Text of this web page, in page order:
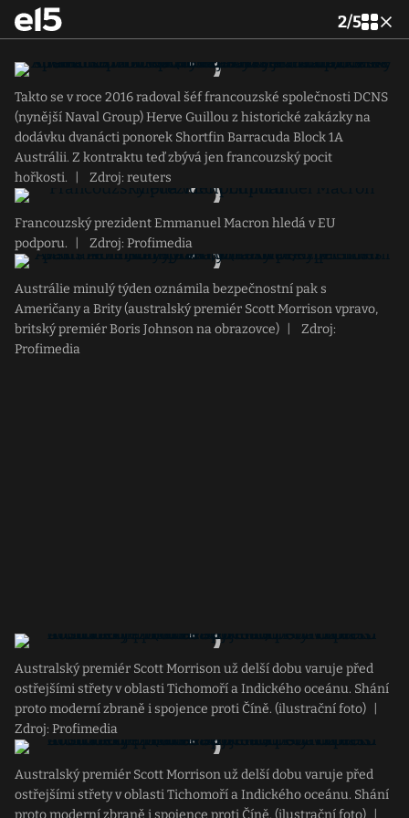
2/5
Takto se v roce 2016 radoval šéf francouzské společnosti DCNS
(nynější Naval Group) Herve Guillou z historické zakázky na
dodávku dvanácti ponorek Shortfin Barracuda Block 1A
Austrálii. Z kontraktu teď zbývá jen francouzský pocit
hořkosti.
Zdroj: reuters
Francouzský prezident Emmanuel Macron hledá v EU
podporu.
Zdroj: Profimedia
Austrálie minulý týden oznámila bezpečnostní pak s
Američany a Brity (australský premiér Scott Morrison vpravo,
britský premiér Boris Johnson na obrazovce)
Zdroj:
Profimedia
Australský premiér Scott Morrison už delší dobu varuje před
ostřejšími střety v oblasti Tichomoří a Indického oceánu. Shání
proto moderní zbraně i spojence proti Číně. (ilustrační foto)
Zdroj: Profimedia
Australský premiér Scott Morrison už delší dobu varuje před
ostřejšími střety v oblasti Tichomoří a Indického oceánu. Shání
proto moderní zbraně i spojence proti Číně. (ilustrační foto)